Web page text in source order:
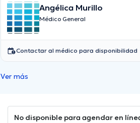
Angélica Murillo
Médico General
Contactar al médico para disponibilidad
Ver más
No disponible para agendar en